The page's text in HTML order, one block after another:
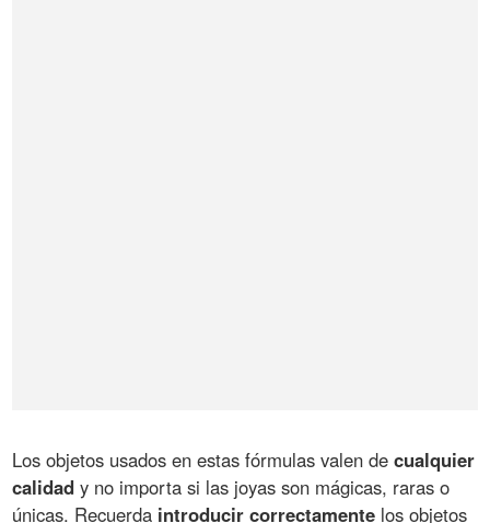
Los objetos usados en estas fórmulas valen decualquier
calidad y no importa si las joyas son mágicas, raras o
únicas. Recuerda introducir correctamente los objetos